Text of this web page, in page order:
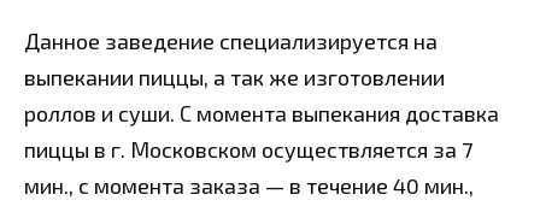
Данное заведение специализируется на
выпекании пиццы, а так же изготовлении
роллов и суши. С момента выпекания доставка
пиццы в г. Московском осуществляется за 7
мин., с момента заказа — в течение 40 мин.,